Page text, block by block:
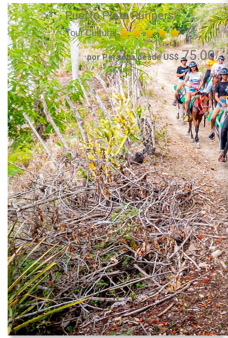
Puerto Plata Runners
Tour Cultural
por Persona desde US$75.00